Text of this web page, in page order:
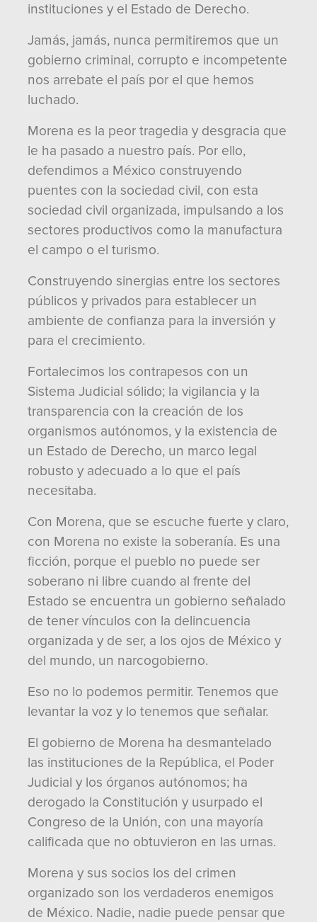
instituciones y el Estado de Derecho.
Jamás, jamás, nunca permitiremos que un
gobierno criminal, corrupto e incompetente
nos arrebate el país por el que hemos
luchado.
Morena es la peor tragedia y desgracia que
le ha pasado a nuestro país. Por ello,
defendimos a México construyendo
puentes con la sociedad civil, con esta
sociedad civil organizada, impulsando a los
sectores productivos como la manufactura
el campo o el turismo.
Construyendo sinergias entre los sectores
públicos y privados para establecer un
ambiente de confianza para la inversión y
para el crecimiento.
Fortalecimos los contrapesos con un
Sistema Judicial sólido; la vigilancia y la
transparencia con la creación de los
organismos autónomos, y la existencia de
un Estado de Derecho, un marco legal
robusto y adecuado a lo que el país
necesitaba.
Con Morena, que se escuche fuerte y claro,
con Morena no existe la soberanía. Es una
ficción, porque el pueblo no puede ser
soberano ni libre cuando al frente del
Estado se encuentra un gobierno señalado
de tener vínculos con la delincuencia
organizada y de ser, a los ojos de México y
del mundo, un narcogobierno.
Eso no lo podemos permitir. Tenemos que
levantar la voz y lo tenemos que señalar.
El gobierno de Morena ha desmantelado
las instituciones de la República, el Poder
Judicial y los órganos autónomos; ha
derogado la Constitución y usurpado el
Congreso de la Unión, con una mayoría
calificada que no obtuvieron en las urnas.
Morena y sus socios los del crimen
organizado son los verdaderos enemigos
de México. Nadie, nadie puede pensar que